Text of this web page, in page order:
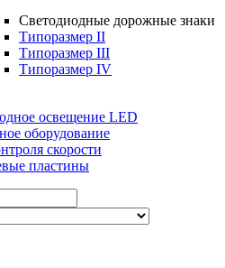
Светодиодные дорожные знаки
Типоразмер II
Типоразмер III
Типоразмер IV
освещение LED
оборудование
скорости
пластины